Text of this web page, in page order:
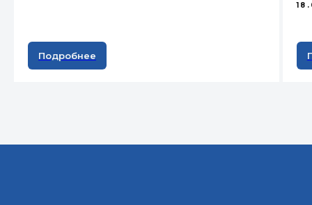
Подробнее